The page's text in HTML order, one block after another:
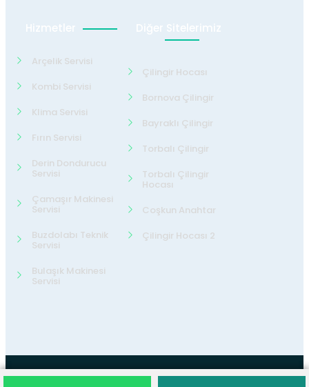
Hizmetler
Arçelik Servisi
Kombi Servisi
Klima Servisi
Fırın Servisi
Derin Dondurucu
Servisi
Çamaşır Makinesi
Servisi
Buzdolabı Teknik
Servisi
Bulaşık Makinesi
Servisi
Diğer Sitelerimiz
Çilingir Hocası
Bornova Çilingir
Bayraklı Çilingir
Torbalı Çilingir
Torbalı Çilingir
Hocası
Coşkun Anahtar
Çilingir Hocası 2
©202624 Teknik ServisTüm Hakları